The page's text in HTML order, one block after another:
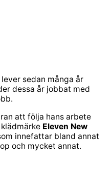
lever sedan många år
dessa år jobbat med
att följa hans arbete
Eleven New
innefattar bland annat
och mycket annat.